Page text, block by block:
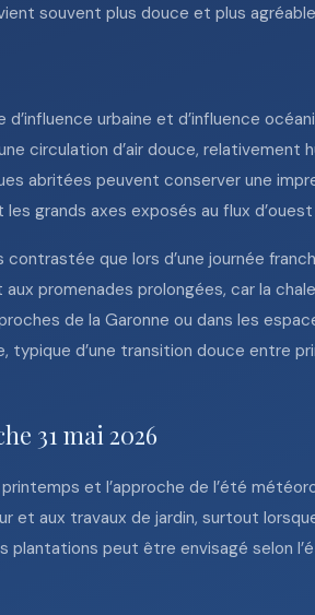
souvent plus douce et plus
urbaine et d’influence
circulation d’air douce, relativement
abritées peuvent conserver une
grands axes exposés au flux
que lors d’une journée
promenades prolongées, car la
de la Garonne ou dans les
typique d’une transition douce entre
31 mai 2026
et l’approche de l’été
et aux travaux de jardin, surtout
plantations peut être envisagé selon